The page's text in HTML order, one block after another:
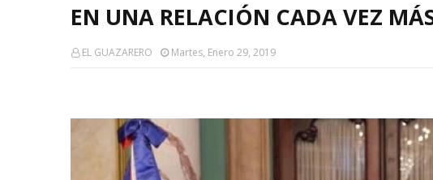
EN UNA RELACIÓN CADA VEZ
EL GUAZARERO Martes, Enero 29, 2019